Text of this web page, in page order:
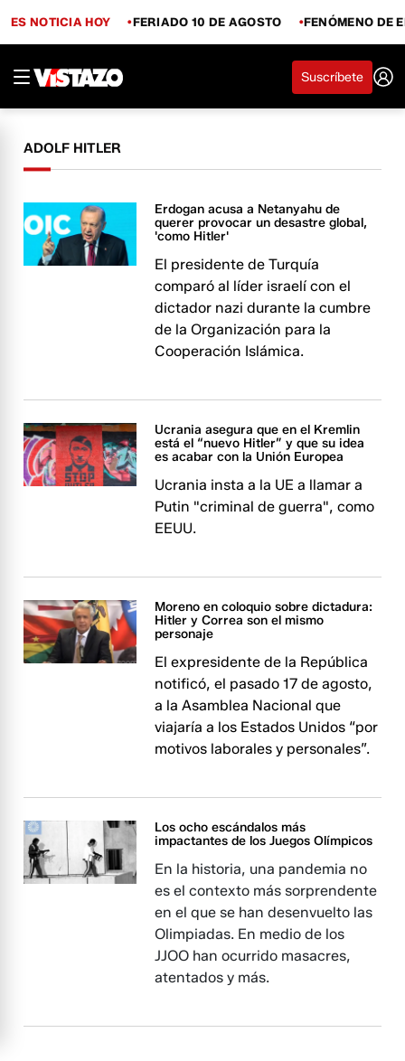
ES NOTICIA HOY FERIADO 10 DE AGOSTO FENÓMENO DE
Suscríbete
ADOLF HITLER
Erdogan acusa a Netanyahu de
querer provocar un desastre global,
'como Hitler'
El presidente de Turquía
comparó al líder israelí con el
dictador nazi durante la cumbre
de la Organización para la
Cooperación Islámica.
Ucrania asegura que en el Kremlin
está el “nuevo Hitler” y que su idea
es acabar con la Unión Europea
Ucrania insta a la UE a llamar a
Putin "criminal de guerra", como
EEUU.
Moreno en coloquio sobre dictadura:
Hitler y Correa son el mismo
personaje
El expresidente de la República
notificó, el pasado 17 de agosto,
a la Asamblea Nacional que
viajaría a los Estados Unidos “por
motivos laborales y personales”.
Los ocho escándalos más
impactantes de los Juegos Olímpicos
En la historia, una pandemia no
es el contexto más sorprendente
en el que se han desenvuelto las
Olimpiadas. En medio de los
JJOO han ocurrido masacres,
atentados y más.